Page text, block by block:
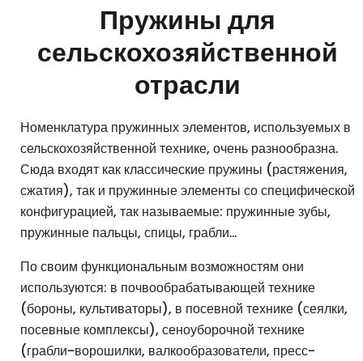
Пружины для
сельскохозяйственной
отрасли
Номенклатура пружинных элементов, используемых в
сельскохозяйственной технике, очень разнообразна.
Сюда входят как классические пружины (растяжения,
сжатия), так и пружинные элементы со специфической
конфигурацией, так называемые: пружинные зубы,
пружинные пальцы, спицы, грабли…
По своим функциональным возможностям они
используются: в почвообрабатывающей технике
(бороны, культиваторы), в посевной технике (сеялки,
посевные комплексы), сеноуборочной технике
(грабли-ворошилки, валкообразователи, пресс-